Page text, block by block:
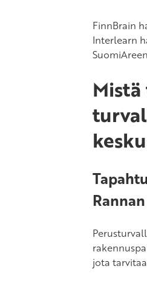
FinnBrain
Interlearn
jota